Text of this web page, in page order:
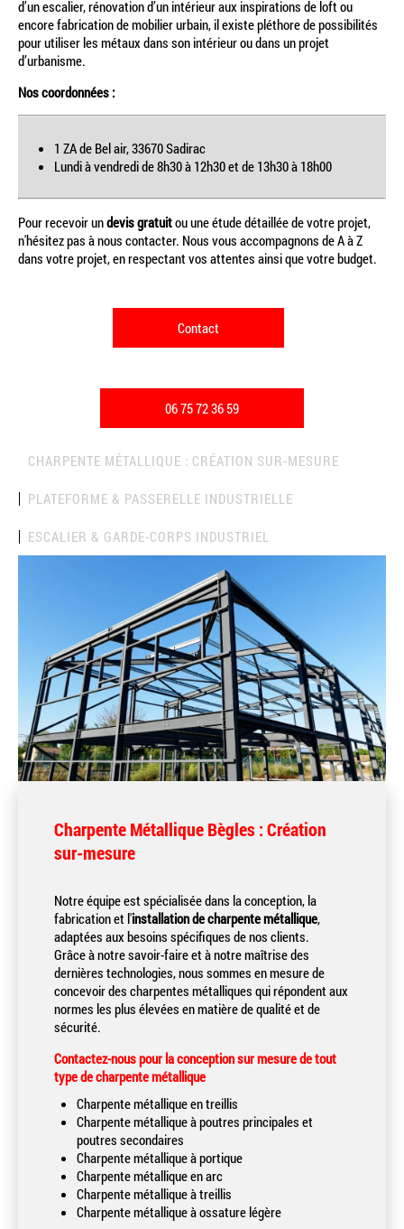
d’un escalier, rénovation d’un intérieur aux inspirations de loft ou
encore fabrication de mobilier urbain, il existe pléthore de possibilités
pour utiliser les métaux dans son intérieur ou dans un projet
d’urbanisme.
Nos coordonnées :
1 ZA de Bel air, 33670 Sadirac
Lundi à vendredi de 8h30 à 12h30 et de 13h30 à 18h00
Pour recevoir undevis gratuitou une étude détaillée de votre projet,
n'hésitez pas à nous contacter. Nous vous accompagnons de A à Z
dans votre projet, en respectant vos attentes ainsi que votre budget.
Contact
06 75 72 36 59
CHARPENTE MÉTALLIQUE : CRÉATION SUR-MESURE
PLATEFORME & PASSERELLE INDUSTRIELLE
ESCALIER & GARDE-CORPS INDUSTRIEL
Charpente Métallique Bègles : Création
sur-mesure
Notre équipe est spécialisée dans la conception, la
fabrication et l'installation de charpente métallique,
adaptées aux besoins spécifiques de nos clients.
Grâce à notre savoir-faire et à notre maîtrise des
dernières technologies, nous sommes en mesure de
concevoir des charpentes métalliques qui répondent aux
normes les plus élevées en matière de qualité et de
sécurité.
Contactez-nous pour la conception sur mesure de tout
type de charpente métallique
Charpente métallique en treillis
Charpente métallique à poutres principales et
poutres secondaires
Charpente métallique à portique
Charpente métallique en arc
Charpente métallique à treillis
Charpente métallique à ossature légère